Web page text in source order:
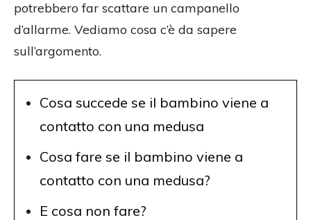
potrebbero far scattare un campanello
d’allarme. Vediamo cosa c’è da sapere
sull’argomento.
Cosa succede se il bambino viene a
contatto con una medusa
Cosa fare se il bambino viene a
contatto con una medusa?
E cosa non fare?